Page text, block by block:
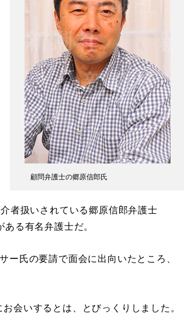
顧問弁護士の郷原信郎氏
者扱いされている郷原信郎弁護士
る有名弁護士だ。
氏の要請で面会に出向いたところ、
会いするとは、とびっくりしました。